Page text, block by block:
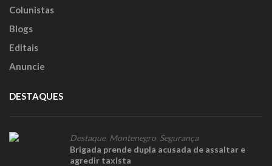
Colunistas
Blogs
Editais
Anuncie
DESTAQUES
Destaque, Montenegro Segurança
Brigada prende dupla acusada de assaltar e
agredir taxista